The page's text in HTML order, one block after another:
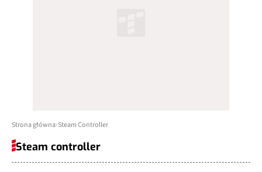
Strona główna Steam Controller
Steam controller